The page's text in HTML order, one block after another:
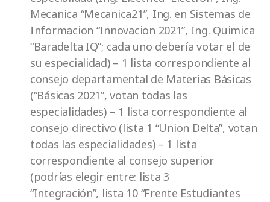
Mecanica “Mecanica21”, Ing. en Sistemas de
Informacion “Innovacion 2021”, Ing. Quimica
“Baradelta IQ”; cada uno debería votar el de
su especialidad) – 1 lista correspondiente al
consejo departamental de Materias Básicas
(“Básicas 2021”, votan todas las
especialidades) – 1 lista correspondiente al
consejo directivo (lista 1 “Union Delta”, votan
todas las especialidades) – 1 lista
correspondiente al consejo superior
(podrías elegir entre: lista 3
“Integración”, lista 10 “Frente Estudiantes